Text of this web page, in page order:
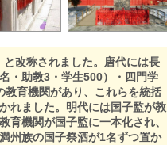
改称されました。唐代には長
・助教3・学生500）・四門学
教育機関があり、これらを統括
れました。明代には国子監が教
育機関が国子監に一本化され、
州族の国子祭酒が1名ずつ置か